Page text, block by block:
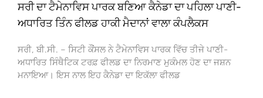
ਸਰੀ ਦਾ ਟੈਮੇਨਾਵਿਸ ਪਾਰਕ ਬਣਿਆ ਕੈਨੇਡਾ ਦਾ ਪਹਿਲਾ ਪਾਣੀ-
ਅਧਾਰਿਤ ਤਿੰਨ ਫੀਲਡ ਹਾਕੀ ਮੈਦਾਨਾਂ ਵਾਲਾ ਕੰਪਲੈਕਸ
ਸਰੀ, ਬੀ.ਸੀ. – ਸਿਟੀ ਕੌਂਸਲ ਨੇ ਟੈਮੇਨਾਵਿਸ ਪਾਰਕ ਵਿੱਚ ਤੀਜੇ ਪਾਣੀ-
ਅਧਾਰਿਤ ਸਿੰਥੈਟਿਕ ਟਰਫ਼ ਫੀਲਡ ਦਾ ਨਿਰਮਾਣ ਮੁਕੰਮਲ ਹੋਣ ਦਾ ਜਸ਼ਨ
ਮਨਾਇਆ। ਇਸ ਨਾਲ ਇਹ ਕੈਨੇਡਾ ਦਾ ਇਕੱਲਾ ਫੀਲਡ